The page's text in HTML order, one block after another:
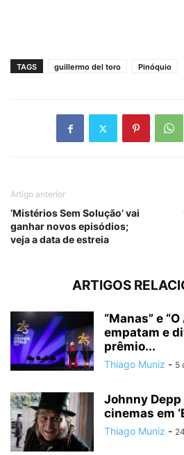
TAGS guillermo del toro Pinóquio
Artigo anterior
‘Mistérios Sem Solução’ vai
ganhar novos episódios;
veja a data de estreia
ARTIGOS
“Manas” e
empatam e
prêmio...
Thiago Muniz - 5
Johnny
cinemas em
Thiago Muniz -